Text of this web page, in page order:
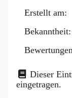
Erstellt am:
Bekanntheit:
Dieser
eingetragen.